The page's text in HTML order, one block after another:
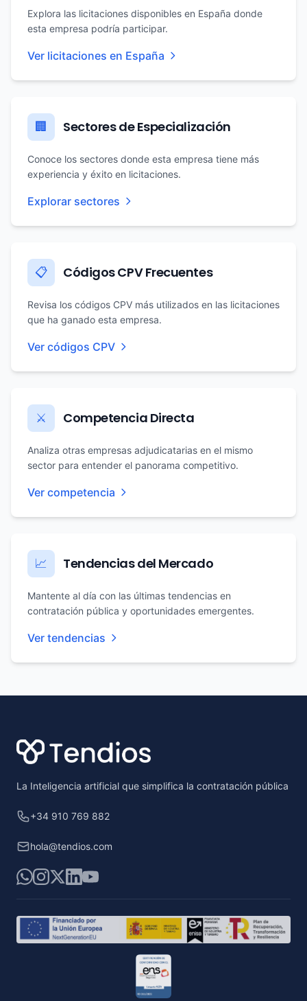
Explora las licitaciones disponibles en España donde
esta empresa podría participar.
Ver licitaciones en España
🏢 Sectores de Especialización
Conoce los sectores donde esta empresa tiene más
experiencia y éxito en licitaciones.
Explorar sectores
📋 Códigos CPV Frecuentes
Revisa los códigos CPV más utilizados en las licitaciones
que ha ganado esta empresa.
Ver códigos CPV
⚔️ Competencia Directa
Analiza otras empresas adjudicatarias en el mismo
sector para entender el panorama competitivo.
Ver competencia
📈 Tendencias del Mercado
Mantente al día con las últimas tendencias en
contratación pública y oportunidades emergentes.
Ver tendencias
La Inteligencia artificial que simplifica la contratación pública
+34 910 769 882
hola@tendios.com
WhatsApp
Instagram
X LinkedIn
YouTube